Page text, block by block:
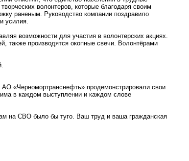
волонтеров, которые благодаря своим
раненым. Руководство компании поздравило
усилия.
возможности для участия в волонтерских акциях.
также производятся окопные свечи. Волонтёрами
«Черномортранснефть» продемонстрировали свои
в каждом выступлении и каждом слове
на СВО было бы туго. Ваш труд и ваша гражданская